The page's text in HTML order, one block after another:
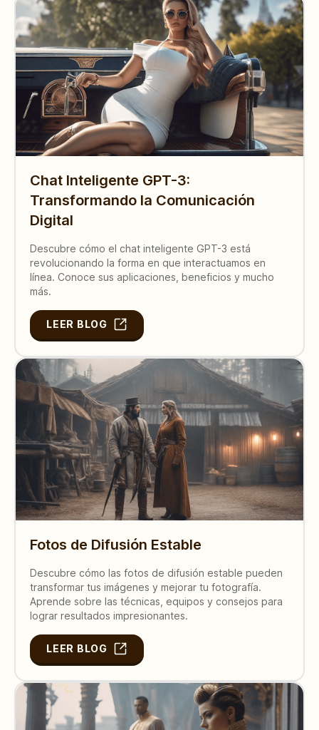
Chat Inteligente GPT-3:
Transformando la Comunicación
Digital
Descubre cómo el chat inteligente GPT-3 está
revolucionando la forma en que interactuamos en
línea. Conoce sus aplicaciones, beneficios y mucho
más.
LEER BLOG
Fotos de Difusión Estable
Descubre cómo las fotos de difusión estable pueden
transformar tus imágenes y mejorar tu fotografía.
Aprende sobre las técnicas, equipos y consejos para
lograr resultados impresionantes.
LEER BLOG